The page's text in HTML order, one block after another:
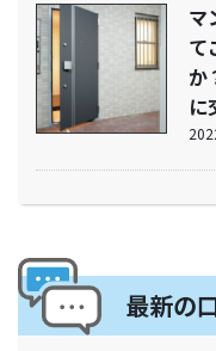
マ
て
か
に
最新の